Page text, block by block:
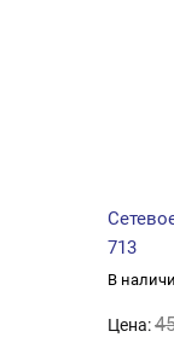
713
В
Цена: